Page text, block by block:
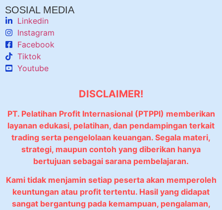
SOSIAL MEDIA
Linkedin
Instagram
Facebook
Tiktok
Youtube
DISCLAIMER!
PT. Pelatihan Profit Internasional (PTPPI) memberikan
layanan edukasi, pelatihan, dan pendampingan terkait
trading serta pengelolaan keuangan. Segala materi,
strategi, maupun contoh yang diberikan hanya
bertujuan sebagai sarana pembelajaran.
Kami tidak menjamin setiap peserta akan memperoleh
keuntungan atau profit tertentu. Hasil yang didapat
sangat bergantung pada kemampuan, pengalaman,